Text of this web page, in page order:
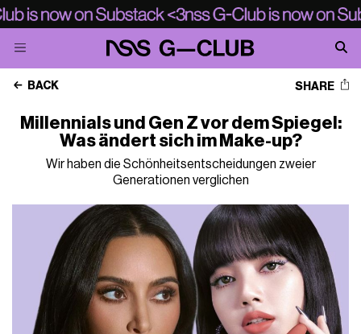
BACK SHARE
Millennials und Gen Z vor dem Spiegel:
Was ändert sich im Make-up?
Wir haben die Schönheitsentscheidungen zweier
Generationen verglichen